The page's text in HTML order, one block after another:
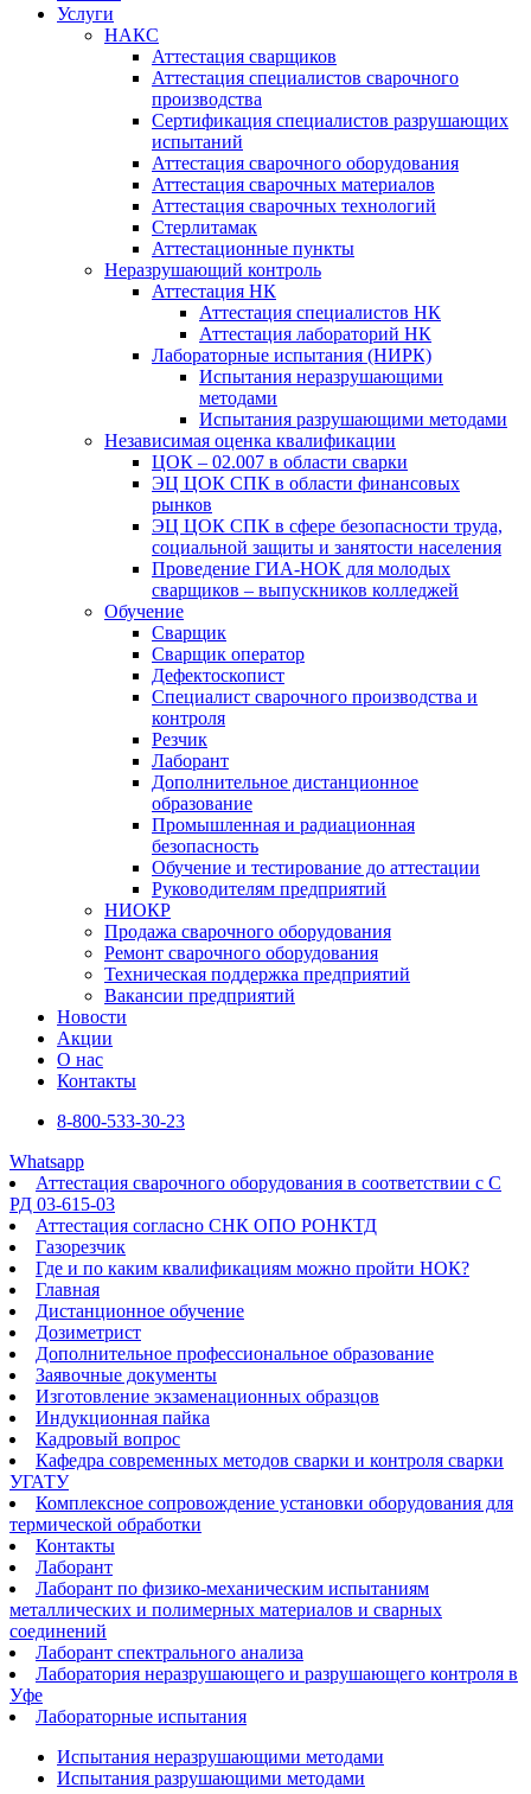
Услуги
НАКС
Аттестация сварщиков
Аттестация специалистов сварочного
производства
Сертификация специалистов разрушающих
испытаний
Аттестация сварочного оборудования
Аттестация сварочных материалов
Аттестация сварочных технологий
Стерлитамак
Аттестационные пункты
Неразрушающий контроль
Аттестация НК
Аттестация специалистов НК
Аттестация лабораторий НК
Лабораторные испытания (НИРК)
Испытания неразрушающими
методами
Испытания разрушающими методами
Независимая оценка квалификации
ЦОК – 02.007 в области сварки
ЭЦ ЦОК СПК в области финансовых
рынков
ЭЦ ЦОК СПК в сфере безопасности труда,
социальной защиты и занятости населения
Проведение ГИА-НОК для молодых
сварщиков – выпускников колледжей
Обучение
Сварщик
Сварщик оператор
Дефектоскопист
Специалист сварочного производства и
контроля
Резчик
Лаборант
Дополнительное дистанционное
образование
Промышленная и радиационная
безопасность
Обучение и тестирование до аттестации
Руководителям предприятий
НИОКР
Продажа сварочного оборудования
Ремонт сварочного оборудования
Техническая поддержка предприятий
Вакансии предприятий
Новости
Акции
О нас
Контакты
8-800-533-30-23
Whatsapp
Аттестация сварочного оборудования в соответствии с С
РД 03-615-03
Аттестация согласно СНК ОПО РОНКТД
Газорезчик
Где и по каким квалификациям можно пройти НОК?
Главная
Дистанционное обучение
Дозиметрист
Дополнительное профессиональное образование
Заявочные документы
Изготовление экзаменационных образцов
Индукционная пайка​
Кадровый вопрос
Кафедра современных методов сварки и контроля сварки
УГАТУ
Комплексное сопровождение установки оборудования для
термической обработки
Контакты
Лаборант
Лаборант по физико-механическим испытаниям
металлических и полимерных материалов и сварных
соединений
Лаборант спектрального анализа
Лаборатория неразрушающего и разрушающего контроля в
Уфе
Лабораторные испытания
Испытания неразрушающими методами
Испытания разрушающими методами